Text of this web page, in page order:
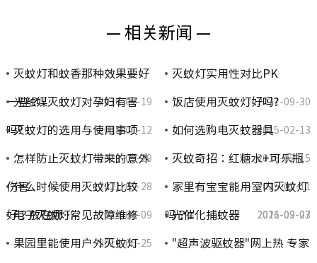
— 相关新闻 —
灭蚊灯和蚊香那种效果要好
一些？ 2016-02-19
灭蚊灯实用性对比PK
2021-09-30
光触媒灭蚊灯对孕妇有害
吗? 2015-01-12
饭店使用灭蚊灯好吗?
2015-02-13
灭蚊灯的选用与使用事项
2021-09-29
如何选购电灭蚊器具
2016-02-15
怎样防止灭蚊灯带来的意外
伤害 2021-09-28
灭蚊奇招：红糖水+可乐瓶
2015-02-11
什么时候使用灭蚊灯比较
好？放在哪… 2014-09-09
家里有宝宝能用室内灭蚊灯
吗？ 2021-09-27
电子灭蚊灯常见故障维修
2014-06-25
光催化捕蚊器 2016-02-03
果园里能使用户外灭蚊灯 "超声波驱蚊器"网上热 专家